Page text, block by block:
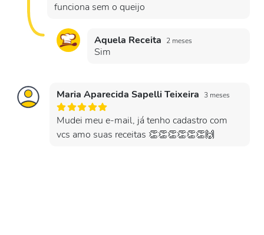
funciona sem o queijo
Aquela Receita 2 meses
Sim
Maria Aparecida Sapelli Teixeira 3 meses
Mudei meu e-mail, já tenho cadastro com
vcs amo suas receitas 👏👏👏👏👏👏🙌